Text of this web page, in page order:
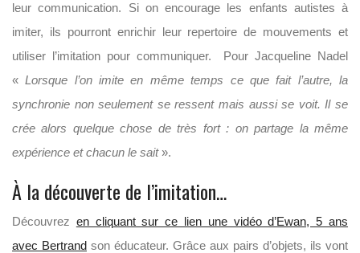
leur communication. Si on encourage les enfants autistes à
imiter, ils pourront enrichir leur repertoire de mouvements et
utiliser l’imitation pour communiquer. Pour Jacqueline Nadel
«Lorsque l’on imite en même temps ce que fait l’autre, la
synchronie non seulement se ressent mais aussi se voit. Il se
crée alors quelque chose de très fort : on partage la même
expérience et chacun le sait».
À la découverte de l’imitation…
Découvrez en cliquant sur ce lien une vidéo d’Ewan, 5 ans
avec Bertrand son éducateur. Grâce aux pairs d’objets, ils vont